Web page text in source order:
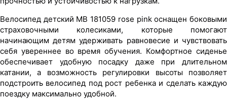
Велосипед детский MB 181059 rose pink оснащен боковыми
страховочными колесиками, которые помогают
начинающим детям удерживать равновесие и чувствовать
себя увереннее во время обучения. Комфортное сиденье
обеспечивает удобную посадку даже при длительном
катании, а возможность регулировки высоты позволяет
подстроить велосипед под рост ребенка и сделать каждую
поездку максимально удобной.